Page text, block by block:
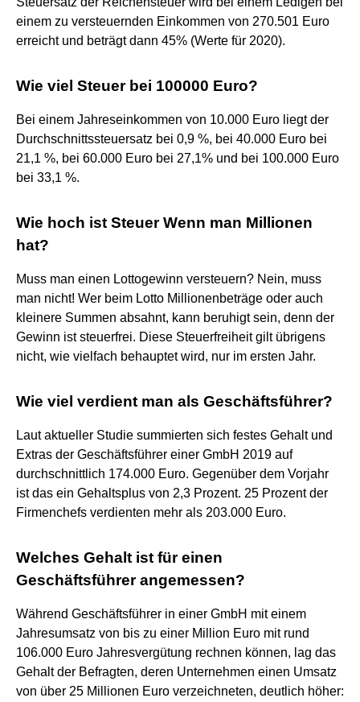
einem zu versteuernden Einkommen von 270.501 Euro
erreicht und beträgt dann 45% (Werte für 2020).
Wie viel Steuer bei 100000 Euro?
Bei einem Jahreseinkommen von 10.000 Euro liegt der
Durchschnittssteuersatz bei 0,9 %, bei 40.000 Euro bei
21,1 %, bei 60.000 Euro bei 27,1% und bei 100.000 Euro
bei 33,1 %.
Wie hoch ist Steuer Wenn man Millionen
hat?
Muss man einen Lottogewinn versteuern? Nein, muss
man nicht! Wer beim Lotto Millionenbeträge oder auch
kleinere Summen absahnt, kann beruhigt sein, denn der
Gewinn ist steuerfrei. Diese Steuerfreiheit gilt übrigens
nicht, wie vielfach behauptet wird, nur im ersten Jahr.
Wie viel verdient man als Geschäftsführer?
Laut aktueller Studie summierten sich festes Gehalt und
Extras der Geschäftsführer einer GmbH 2019 auf
durchschnittlich 174.000 Euro. Gegenüber dem Vorjahr
ist das ein Gehaltsplus von 2,3 Prozent. 25 Prozent der
Firmenchefs verdienten mehr als 203.000 Euro.
Welches Gehalt ist für einen
Geschäftsführer angemessen?
Während Geschäftsführer in einer GmbH mit einem
Jahresumsatz von bis zu einer Million Euro mit rund
106.000 Euro Jahresvergütung rechnen können, lag das
Gehalt der Befragten, deren Unternehmen einen Umsatz
von über 25 Millionen Euro verzeichneten, deutlich höher: